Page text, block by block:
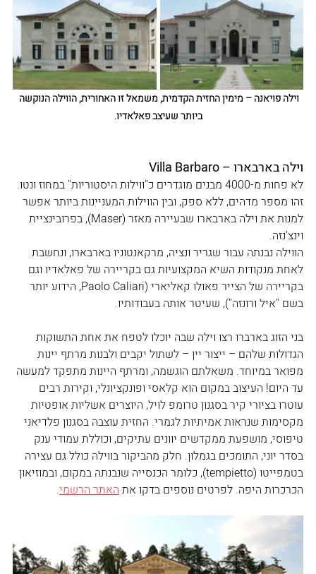
וילה פויאנה – מימין החזית הקדמית, משמאל זו האחורית, הווילה הנוקשה
ביותר שעיצב פאלאדיו.
וילה בארבארו – Villa Barbaro
לא פחות מ-4000 מבנים מוגדרים כ"ווילות היסטוריות" במחוז ונטו.
זהו מספר מדהים, ללא ספק, ובין הווילות המעניינות ביותר אפשר
למנות את וילה בארבארו שבעיירה מאזר (Maser), בפרובינציית
וינצ'נזה.
הווילה נבנתה עבור שגריר ונציה, מרקאנטוניו בארבארו, ונחשבת
לאחת מנקודות השיא המקצועיות גם בקריירה של פאלאדיו וגם
בקריירה של הצייר פאולו קאליארי (Paolo Caliari, הידוע יותר
בשם "איל ורונזה"), שעיטר אותה בעבודותיו.
בני הזוג בארברו רצו וילה שבה יוכלו לטפח את אחת התשוקות
הגדולות שלהם – ייצור יין – לשתול יקבים ולבנות מרתף יינות
מפואר במיוחד. משאלתם הוגשמה, ומרתף היינות מתפקד למעשה
עד היום! העיצוב במקום הוא קלאסי ופונקציונלי, וקירות רבים
עוטרו בציורי קיר בסגנון טרומפ לויל, היוצרים אשליות אופטיות
מקסימות שנראות אמיתיות לגמרי. החזית עוצבה בסגנון פלדיאני
טיפוסי, מושפעת ממקדשים יוונים עתיקים, וכוללת עמודי ענק
בסדר יוני, התומכים בגמלון. חלק מהביקור בווילה כולל גם עצירה
בטמפייטו (tempietto), כלומר הכנסייה שנבנתה במקום, ובמוזיאון
הכרכרות היפה. לפרטים נוספים בדקו את האתר הרשמי.